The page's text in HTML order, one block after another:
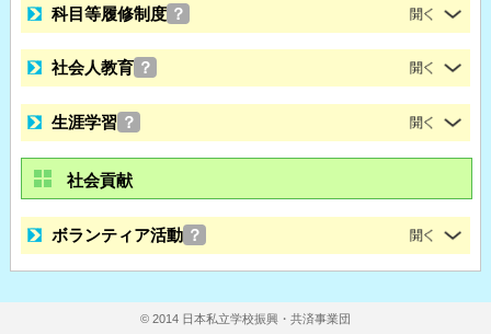
科目等履修制度 ？
社会人教育 ？
生涯学習 ？
社会貢献
ボランティア活動 ？
© 2014 日本私立学校振興・共済事業団